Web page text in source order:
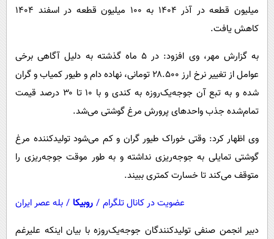
گوناگون
محیط زیست
فرهنگی
اجتماعی
حیات وحش
سیاست خارجی
آشپزی
میلیون قطعه در آذر ۱۴۰۴ به ۱۰۰ میلیون قطعه در اسفند ۱۴۰۴
کاهش یافت.
به گزارش مهر، وی افزود: در ۵ ماه گذشته به دلیل آگاهی برخی
عوامل از تغییر نرخ ارز ۲۸.۵۰۰ تومانی، نهاده دام و طیور کمیاب و گران
شده و به تبع آن جوجه‌یک‌روزه به کندی و با ۱۰ تا ۳۰ درصد قیمت
تمام‌شده جذب واحدهای پرورش مرغ گوشتی می‌شد.
وی اظهار کرد: وقتی خوراک طیور گران و کم می‌شود تولیدکننده مرغ
گوشتی تمایلی به جوجه‌ریزی نداشته و به طور موقت جوجه‌ریزی را
متوقف می‌کند تا خسارت کمتری ببیند.
عضویت در کانال تلگرام / روبیکا / بله عصر ایران
دبیر انجمن صنفی تولیدکنندگان جوجه‌یک‌روزه با بیان اینکه علیرغم